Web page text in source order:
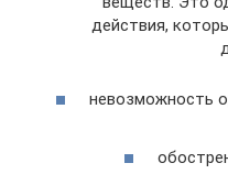
действия,
невозможность